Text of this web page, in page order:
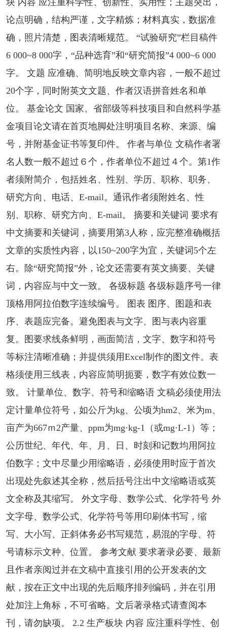
块 内容 应注重科学性、创新性、实用性；主题突出，
论点明确，结构严谨，文字精炼；材料真实，数据准
确，照片清楚，图表清晰规范。 “试验研究”栏目稿件
6 000~8 000字，“品种选育”和“研究简报”4 000~6 000
字。 文题 应准确、简明地反映文章内容，一般不超过
20个字，同时附英文文题、作者汉语拼音姓名和单
位。 基金论文 国家、省部级等科技项目和自然科学基
金项目论文请在首页地脚处注明项目名称、来源、编
号，并附基金证书等复印件。 作者与单位 文稿作者署
名人数一般不超过６个，作者单位不超过４个。第1作
者须附简介，包括姓名、性别、学历、职称、职务、
研究方向、电话、E-mail。通讯作者须附姓名、性
别、职称、研究方向、E-mail。 摘要和关键词 要求有
中文摘要和关键词，摘要用第3人称，应完整准确概括
文章的实质性内容，以150~200字为宜，关键词5个左
右。除“研究简报”外，论文还需要有英文摘要、关键
词，内容应与中文一致。 各级标题 各级标题序号一律
顶格用阿拉伯数字连续编号。 图表 图序、图题和表
序、表题应完备。避免图表与文字、图与表内容重
复。图要求线条鲜明，画面简洁，文字、数字和符号
等标注清晰准确；并提供须用Excel制作的图文件。表
格须使用三线表，内容应简明扼要，数字有效位数一
致。 计量单位、数字、符号和缩略语 文稿必须使用法
定计量单位符号，如公斤为kg、公顷为hm2、米为m、
亩产为667ｍ2产量、ppm为mg·kg-1（或mg·L-1）等；
公历世纪、年代、年、月、日、时刻和记数均用阿拉
伯数字；文中尽量少用缩略语，必须使用时应于首次
出现处先叙述其全称，然后括号注出中文缩略语或英
文全称及其缩写。 外文字母、数学公式、化学符号 外
文字母、数学公式、化学符号等用印刷体书写，缩
写、大小写、正斜体务必书写规范，易混的字母、符
号请标示文种、位置。 参考文献 要求著录必要、最新
且作者亲阅过并在文稿中直接引用的公开发表的文
献，按在正文中出现的先后顺序排列编码，并在引用
处加注上角标，不可省略。文后著录格式请查阅本
刊，请勿缺项。 2.2 生产板块 内容 应注重科学性、创